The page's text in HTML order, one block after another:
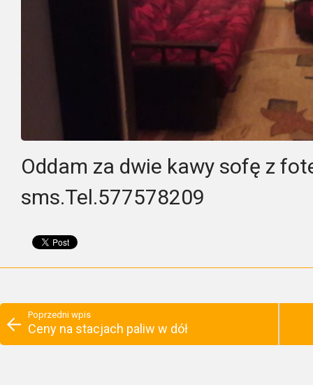
Oddam za dwie kawy sofę z
sms.Tel.577578209
Poprzedni wpis
Ceny na stacjach paliw w dół